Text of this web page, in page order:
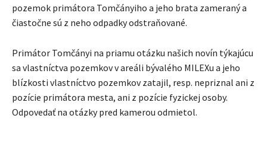
pozemok primátora Tomčányiho a jeho brata zameraný a
čiastočne sú z neho odpadky odstraňované.
Primátor Tomčányi na priamu otázku našich novín týkajúcu
sa vlastníctva pozemkov v areáli bývalého MILEXu a jeho
blízkosti vlastníctvo pozemkov zatajil, resp. nepriznal ani z
pozície primátora mesta, ani z pozície fyzickej osoby.
Odpovedať na otázky pred kamerou odmietol.